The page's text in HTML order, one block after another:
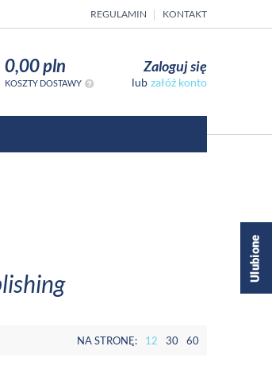
REGULAMIN KONTAKT
0,00 pln
KOSZTY DOSTAWY
Zaloguj się
załóż konto
NA STRONĘ: 12 30 60